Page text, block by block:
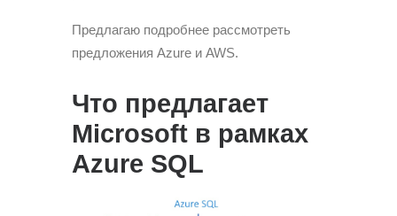
Предлагаю подробнее рассмотреть
предложения Azure и AWS.
Что предлагает
Microsoft в рамках
Azure SQL